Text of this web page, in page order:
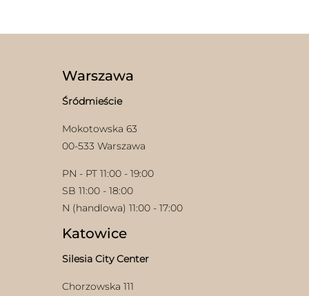
Warszawa
Śródmieście
Mokotowska 63
00-533 Warszawa
PN - PT 11:00 - 19:00
SB 11:00 - 18:00
N (handlowa) 11:00 - 17:00
Katowice
Silesia City Center
Chorzowska 111